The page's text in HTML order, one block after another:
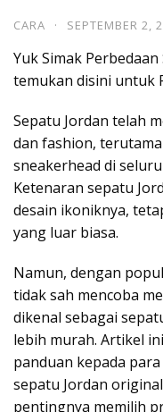
CARA · SEPTEMBER 2,
Yuk Simak
temukan disini untuk
Sepatu Jordan telah
dan fashion,
sneakerhead di
Ketenaran sepatu
desain ikoniknya,
yang luar biasa.
Namun, dengan
tidak sah mencoba
dikenal sebagai
lebih murah. Artikel
panduan kepada
sepatu Jordan
pentingnya memilih